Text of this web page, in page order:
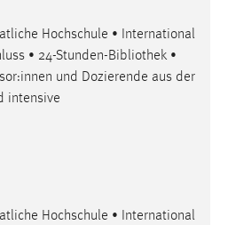
Hochschule • International
• 24-Stunden-Bibliothek •
und Dozierende aus der
intensive
Hochschule • International